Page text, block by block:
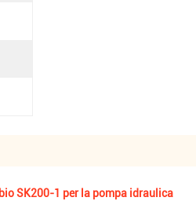
SK200-1 per la pompa idraulica